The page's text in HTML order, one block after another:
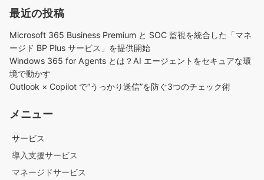
最近の投稿
Microsoft 365 Business Premium と SOC 監視を統合した「マネ
ージド BP Plus サービス」を提供開始
Windows 365 for Agents とは？AI エージェントをセキュアな環
境で動かす
Outlook × Copilot で“うっかり送信”を防ぐ3つのチェック術​
メニュー
サービス
導入支援サービス
マネージドサービス